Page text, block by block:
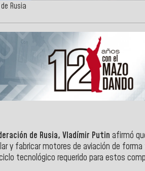
Rusia
de Rusia, Vladímir Putin afirmó
y fabricar motores de aviación de
tecnológico requerido para estos